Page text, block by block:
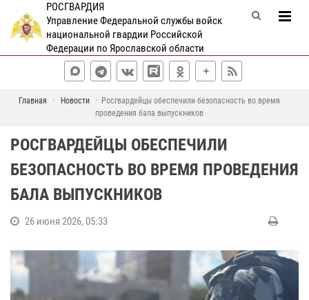
РОСГВАРДИЯ
Управление Федеральной службы войск
национальной гвардии Российской
Федерации по Ярославской области
Главная Новости
Росгвардейцы обеспечили безопасность во время
проведения бала выпускников
РОСГВАРДЕЙЦЫ ОБЕСПЕЧИЛИ
БЕЗОПАСНОСТЬ ВО ВРЕМЯ ПРОВЕДЕНИЯ
БАЛА ВЫПУСКНИКОВ
26 июня 2026, 05:33